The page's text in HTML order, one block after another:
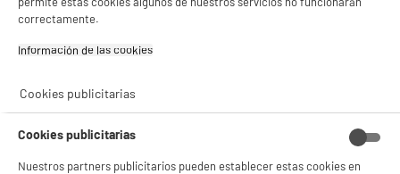
- facilitar el intercambio de contenido en las redes sociales
Consulta la política de cookies.
estadísticas anónimas basadas en tu navegación. Puedes oponerte a su uso
gestionando sus cookies.
correctamente.
Información de las cookies‎
Cookies publicitarias
Cookies publicitarias
Nuestros partners publicitarios pueden establecer estas cookies en